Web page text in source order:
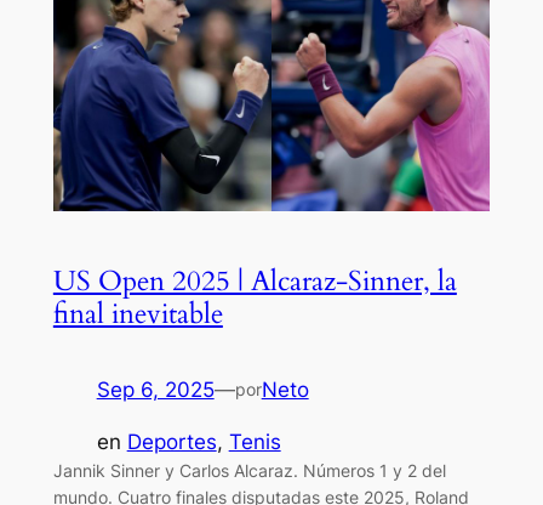
US Open 2025 | Alcaraz-Sinner, la
final inevitable
Sep 6, 2025—porNeto
en Deportes, Tenis
Jannik Sinner y Carlos Alcaraz. Números 1 y 2 del
mundo. Cuatro finales disputadas este 2025, Roland